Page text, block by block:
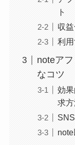
ト
収
利
noteア
なコツ
効
求